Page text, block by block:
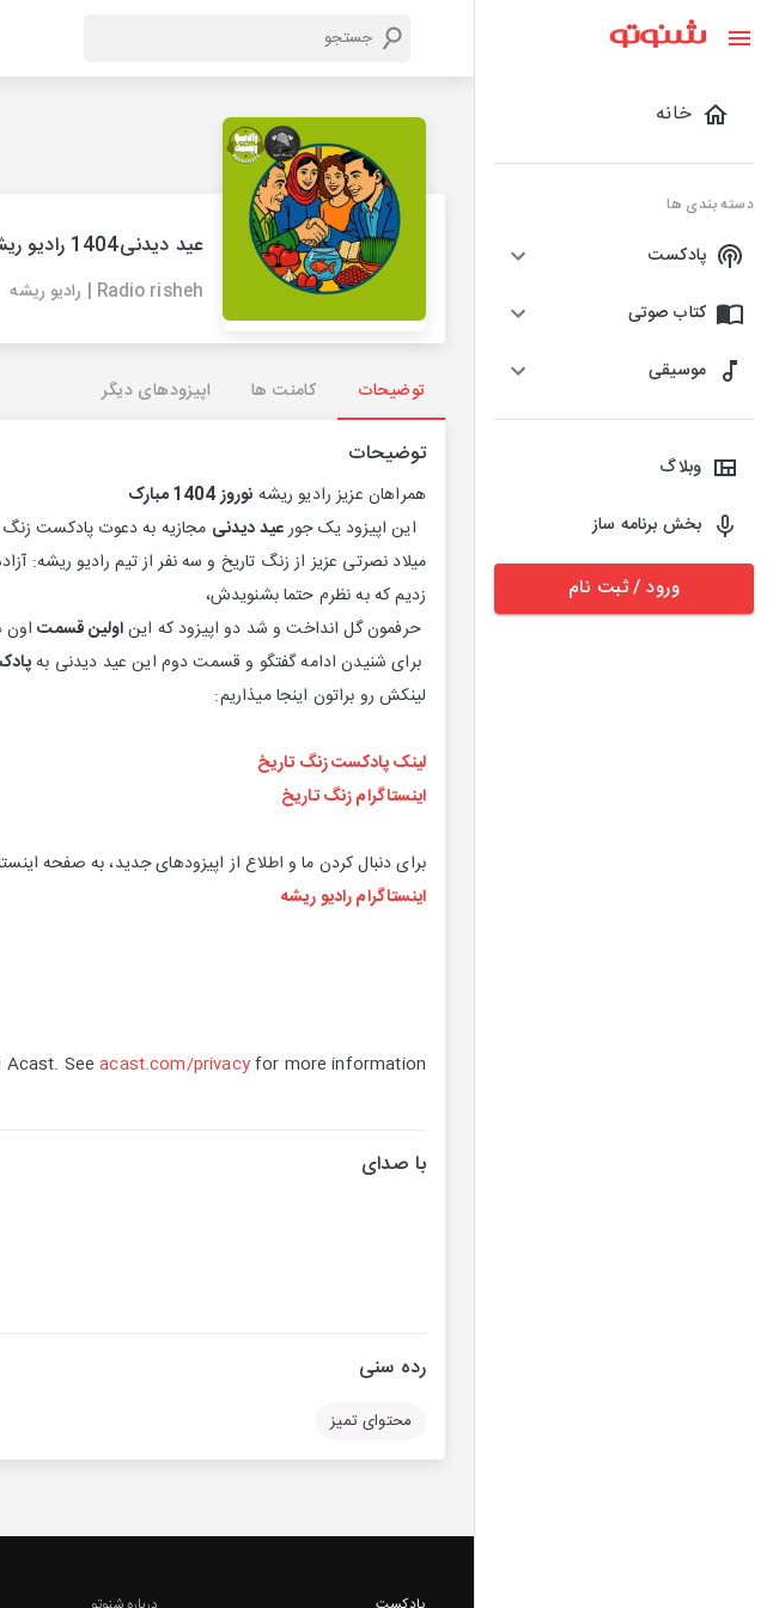
خانه
دسته بندی ها
پادکست
کتاب صوتی
موسیقی
وبلاگ
بخش برنامه ساز
ورود / ثبت نام
عید دیدنی1404 رادیو ریشه و زنگ تاریخ
Radio risheh | رادیو ریشه
توضیحات کامنت ها اپیزودهای دیگر
توضیحات
همراهان عزیز رادیو ریشه نوروز 1404 مبارک
این اپیزود یک جورعید دیدنی مجازیه به دعوت پادکست زنگ
میلاد نصرتی عزیز از زنگ تاریخ و سه نفر از تیم رادیو ریشه:
زدیم که به نظرم حتما بشنویدش،
حرفمون گل انداخت و شد دو اپیزود که ایناولین قسمت
برای شنیدن ادامه گفتگو و قسمت دوم این عید دیدنی به
لینکش رو براتون اینجا میذاریم:
لینک پادکست زنگ تاریخ
اینستاگرام زنگ تاریخ
برای دنبال کردن ما و اطلاع از اپیزودهای جدید، به صفحه
اینستاگرام رادیو ریشه
Acast. Seeacast.com/privacyfor more information.
با صدای
رده سنی
محتوای تمیز